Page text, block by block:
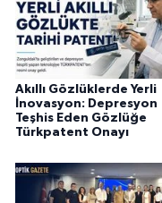
Akıllı Gözlüklerde Yerli
İnovasyon: Depresyon
Teşhis Eden Gözlüğe
Türkpatent Onayı